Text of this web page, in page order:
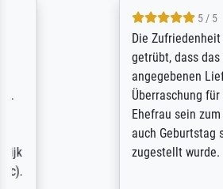
5 / 5
Die Zufriedenheit ist auch
getrübt, dass das Bild
angegebenen Lieferanschrift
Überraschung für die
Ehefrau sein zum Hochzeits-
auch Geburtstag sein) doch
zugestellt wurde.